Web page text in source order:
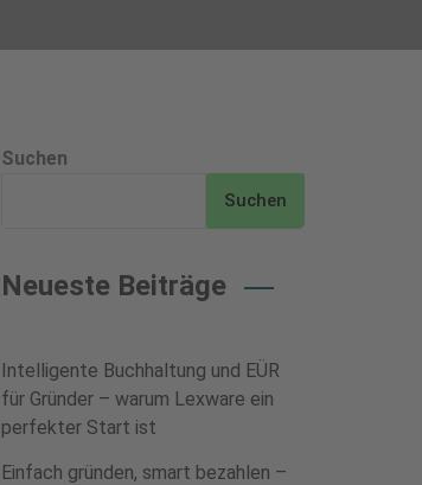
Suchen
Suchen
Neueste Beiträge
Intelligente Buchhaltung und EÜR
für Gründer – warum Lexware ein
perfekter Start ist
Einfach gründen, smart bezahlen –